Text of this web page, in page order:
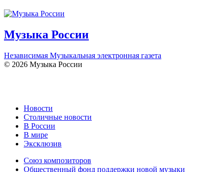
Музыка России
Независимая Музыкальная электронная газета
© 2026 Музыка России
Новости
Столичные новости
В России
В мире
Эксклюзив
Союз композиторов
Общественный фонд поддержки новой музыки